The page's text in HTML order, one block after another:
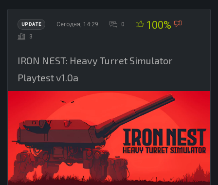
UPDATE Сегодня, 14:29 0 100%
3
IRON NEST: Heavy Turret Simulator
Playtest v1.0a